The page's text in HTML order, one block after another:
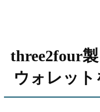
three2four
ウォレッ